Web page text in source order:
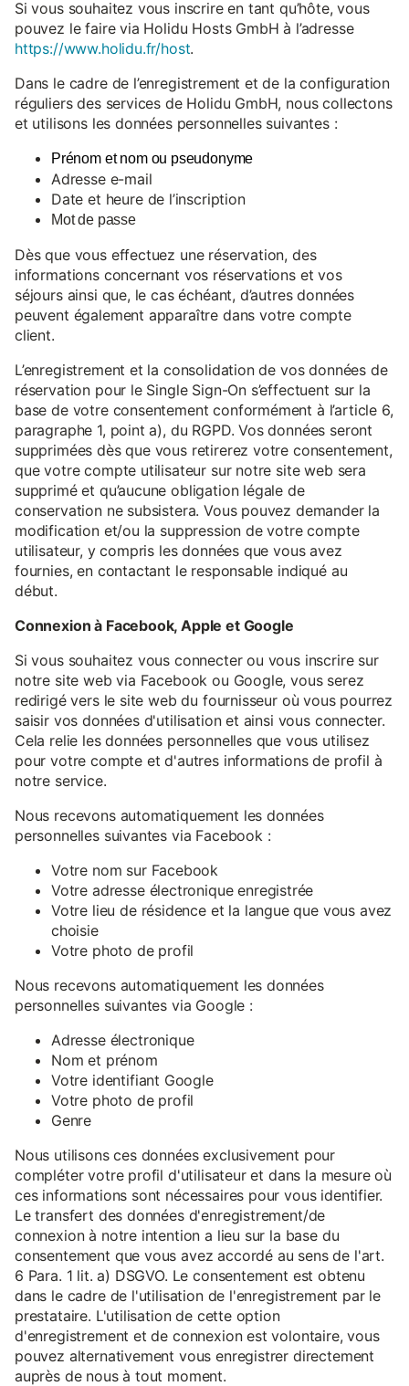
Si vous souhaitez vous inscrire en tant qu’hôte, vous
pouvez le faire via Holidu Hosts GmbH à l’adresse
https://www.holidu.fr/host.
Dans le cadre de l’enregistrement et de la configuration
réguliers des services de Holidu GmbH, nous collectons
et utilisons les données personnelles suivantes :
Prénom et nom ou pseudonyme
Adresse e-mail
Date et heure de l’inscription
Mot de passe
Dès que vous effectuez une réservation, des
informations concernant vos réservations et vos
séjours ainsi que, le cas échéant, d’autres données
peuvent également apparaître dans votre compte
client.
L’enregistrement et la consolidation de vos données de
réservation pour le Single Sign-On s’effectuent sur la
base de votre consentement conformément à l’article 6,
paragraphe 1, point a), du RGPD. Vos données seront
supprimées dès que vous retirerez votre consentement,
que votre compte utilisateur sur notre site web sera
supprimé et qu’aucune obligation légale de
conservation ne subsistera. Vous pouvez demander la
modification et/ou la suppression de votre compte
utilisateur, y compris les données que vous avez
fournies, en contactant le responsable indiqué au
début.
Connexion à Facebook, Apple et Google
Si vous souhaitez vous connecter ou vous inscrire sur
notre site web via Facebook ou Google, vous serez
redirigé vers le site web du fournisseur où vous pourrez
saisir vos données d'utilisation et ainsi vous connecter.
Cela relie les données personnelles que vous utilisez
pour votre compte et d'autres informations de profil à
notre service.
Nous recevons automatiquement les données
personnelles suivantes via Facebook :
Votre nom sur Facebook
Votre adresse électronique enregistrée
Votre lieu de résidence et la langue que vous avez
choisie
Votre photo de profil
Nous recevons automatiquement les données
personnelles suivantes via Google :
Adresse électronique
Nom et prénom
Votre identifiant Google
Votre photo de profil
Genre
Nous utilisons ces données exclusivement pour
compléter votre profil d'utilisateur et dans la mesure où
ces informations sont nécessaires pour vous identifier.
Le transfert des données d'enregistrement/de
connexion à notre intention a lieu sur la base du
consentement que vous avez accordé au sens de l'art.
6 Para. 1 lit. a) DSGVO. Le consentement est obtenu
dans le cadre de l'utilisation de l'enregistrement par le
prestataire. L'utilisation de cette option
d'enregistrement et de connexion est volontaire, vous
pouvez alternativement vous enregistrer directement
auprès de nous à tout moment.